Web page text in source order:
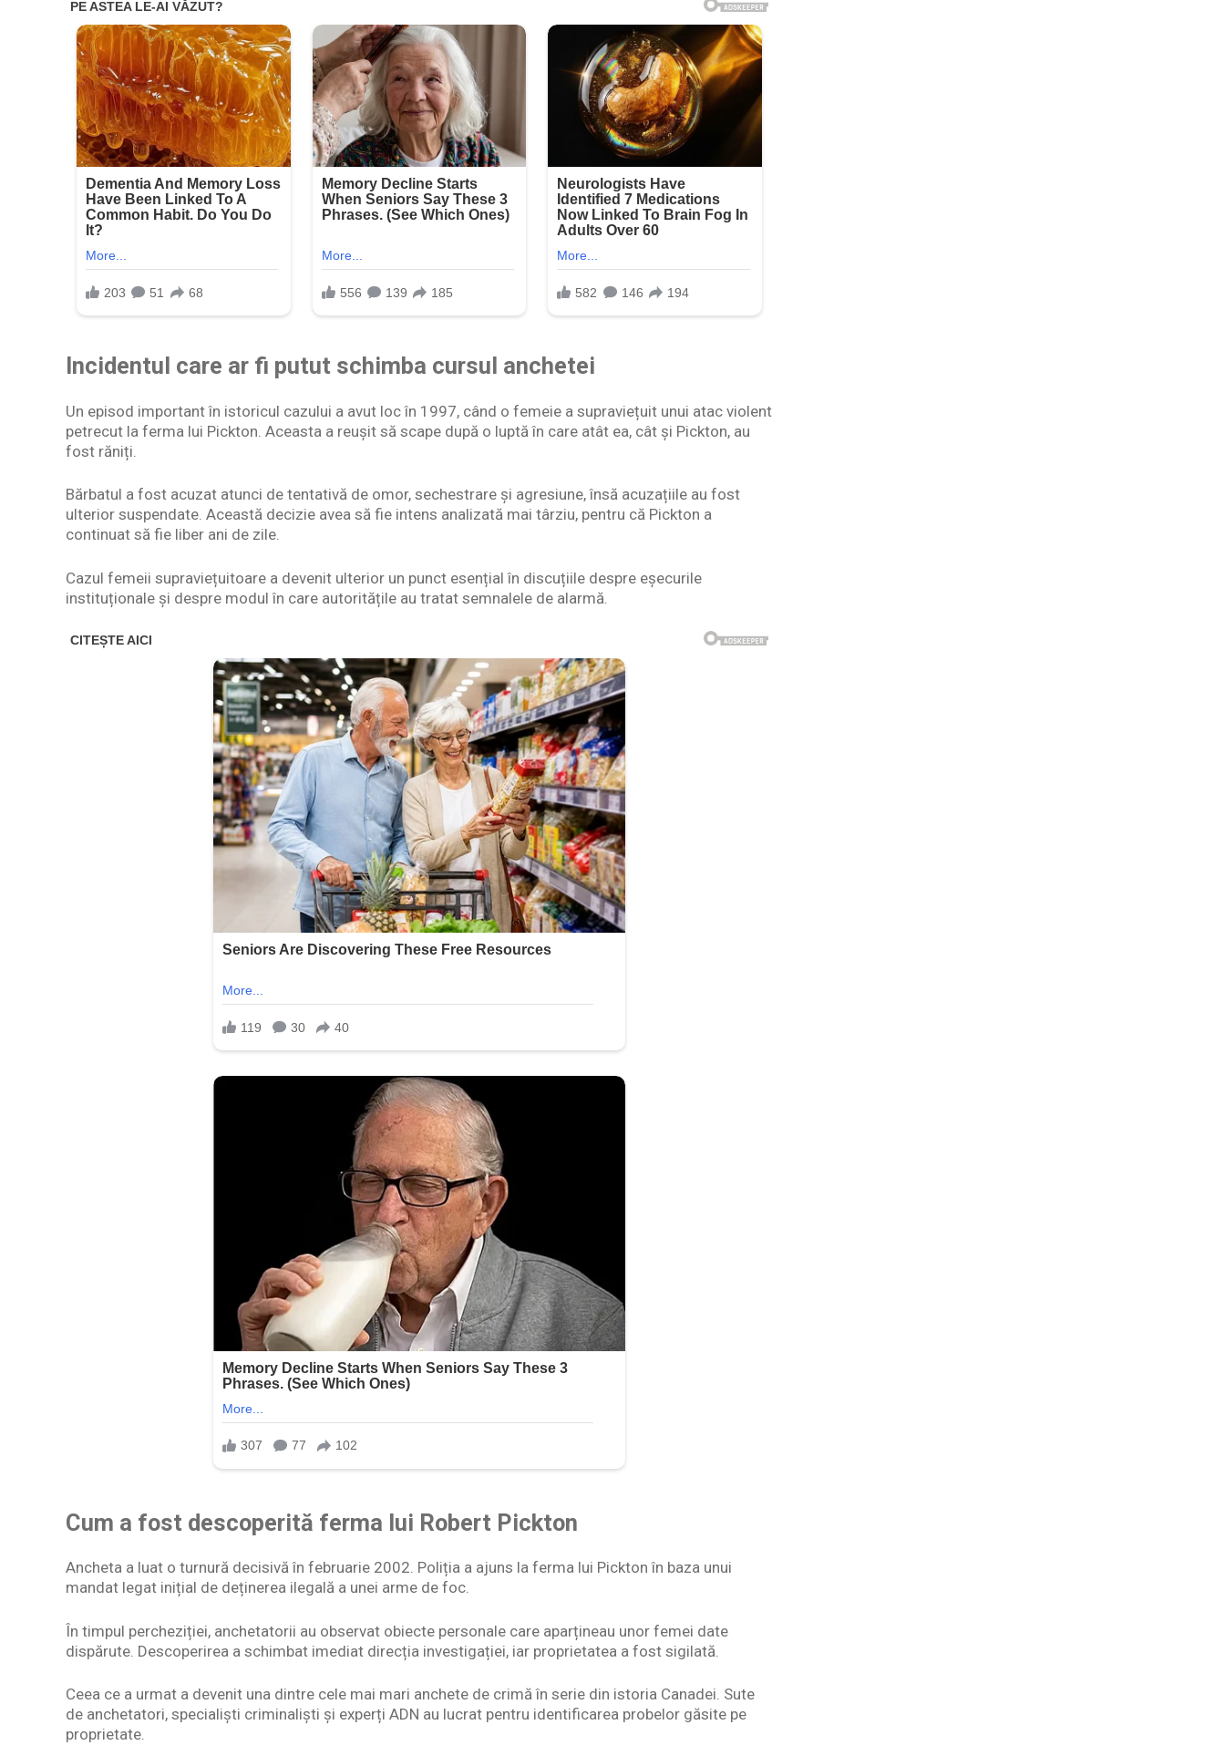
Incidentul care ar fi putut schimba cursul anchetei
Un episod important în istoricul cazului a avut loc în 1997, când o femeie a supraviețuit unui atac violent
petrecut la ferma lui Pickton. Aceasta a reușit să scape după o luptă în care atât ea, cât și Pickton, au
fost răniți.
Bărbatul a fost acuzat atunci de tentativă de omor, sechestrare și agresiune, însă acuzațiile au fost
ulterior suspendate. Această decizie avea să fie intens analizată mai târziu, pentru că Pickton a
continuat să fie liber ani de zile.
Cazul femeii supraviețuitoare a devenit ulterior un punct esențial în discuțiile despre eșecurile
instituționale și despre modul în care autoritățile au tratat semnalele de alarmă.
Cum a fost descoperită ferma lui Robert Pickton
Ancheta a luat o turnură decisivă în februarie 2002. Poliția a ajuns la ferma lui Pickton în baza unui
mandat legat inițial de deținerea ilegală a unei arme de foc.
În timpul percheziției, anchetatorii au observat obiecte personale care aparțineau unor femei date
dispărute. Descoperirea a schimbat imediat direcția investigației, iar proprietatea a fost sigilată.
Ceea ce a urmat a devenit una dintre cele mai mari anchete de crimă în serie din istoria Canadei. Sute
de anchetatori, specialiști criminaliști și experți ADN au lucrat pentru identificarea probelor găsite pe
proprietate.